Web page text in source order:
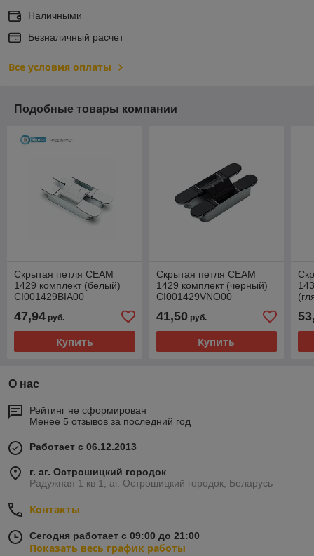
Наличными
Безналичный расчет
Все условия оплаты
Подобные товары компании
Скрытая петля CEAM
1429 комплект (белый)
CI001429BIA00
47,94 руб.
Купить
Скрытая петля CEAM
1429 комплект (черный)
CI001429VNO00
41,50руб.
Купить
О нас
Рейтинг не сформирован
Менее 5 отзывов за последний год
Работает с 06.12.2013
г. аг. Острошицкий городок
Радужная 1 кв 1, аг. Острошицкий городок, Беларусь
Контакты
Сегодня работает с 09:00 до 21:00
Показать весь график работы